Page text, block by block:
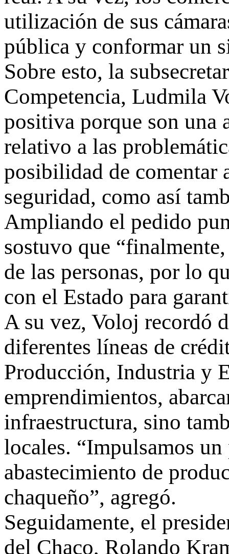
utilización de sus
pública y conformar un
Sobre esto, la
Competencia, Ludmila
positiva porque son una
relativo a las
posibilidad de comentar
seguridad, como así
Ampliando el pedido
sostuvo que
de las personas, por lo
con el Estado para
A su vez, Voloj recordó
diferentes líneas de
Producción, Industria y
emprendimientos,
infraestructura, sino
locales. “Impulsamos
abastecimiento de
chaqueño”, agregó.
Seguidamente, el
del Chaco, Rolando